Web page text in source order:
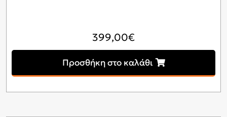
399,00€
Προσθήκη στο καλάθι